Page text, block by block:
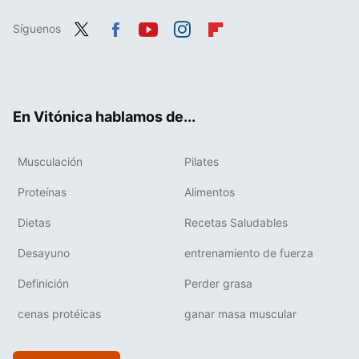
Síguenos
En Vitónica hablamos de...
Musculación Pilates
Proteínas Alimentos
Dietas Recetas Saludables
Desayuno entrenamiento de fuerza
Definición Perder grasa
cenas protéicas ganar masa muscular